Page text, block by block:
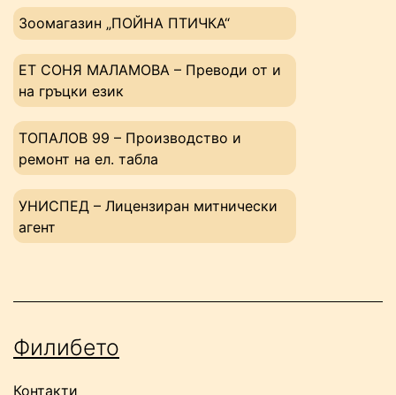
Зоомагазин „ПОЙНА ПТИЧКА“
ЕТ СОНЯ МАЛАМОВА – Преводи от и
на гръцки език
ТОПАЛОВ 99 – Производство и
ремонт на ел. табла
УНИСПЕД – Лицензиран митнически
агент
Филибето
Контакти